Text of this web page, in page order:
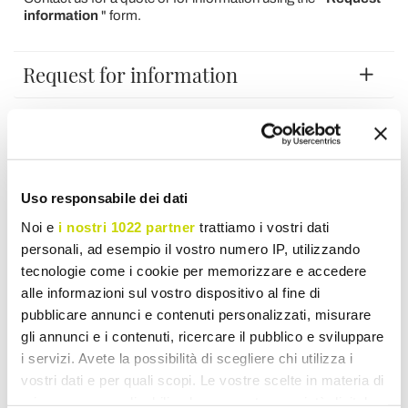
Uso responsabile dei dati
Noi e i nostri 1022 partner trattiamo i vostri dati
personali, ad esempio il vostro numero IP, utilizzando
tecnologie come i cookie per memorizzare e accedere
alle informazioni sul vostro dispositivo al fine di
pubblicare annunci e contenuti personalizzati, misurare
gli annunci e i contenuti, ricercare il pubblico e sviluppare
i servizi. Avete la possibilità di scegliere chi utilizza i
vostri dati e per quali scopi. Le vostre scelte in materia di
information " form.
Request for information
To write a review you must login
Wish List Write your review Print